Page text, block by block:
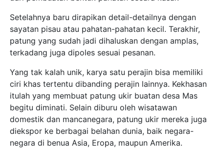
Setelahnya baru dirapikan detail-detailnya dengan
sayatan pisau atau pahatan-pahatan kecil. Terakhir,
patung yang sudah jadi dihaluskan dengan amplas,
terkadang juga dipoles sesuai pesanan.
Yang tak kalah unik, karya satu perajin bisa memiliki
ciri khas tertentu dibanding perajin lainnya. Kekhasan
itulah yang membuat patung ukir buatan desa Mas
begitu diminati. Selain diburu oleh wisatawan
domestik dan mancanegara, patung ukir mereka juga
diekspor ke berbagai belahan dunia, baik negara-
negara di benua Asia, Eropa, maupun Amerika.